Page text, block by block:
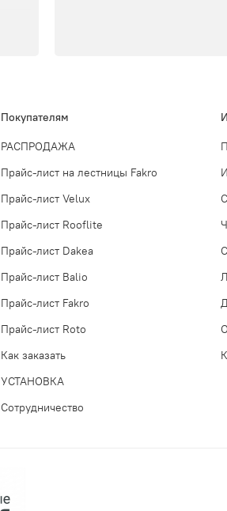
Покупателям
РАСПРОДАЖА
Прайс-лист на лестницы Fakro
Прайс-лист Velux
Прайс-лист Rooflite
Прайс-лист Dakea
Прайс-лист Balio
Прайс-лист Fakro
Прайс-лист Roto
Как заказать
УСТАНОВКА
Сотрудничество